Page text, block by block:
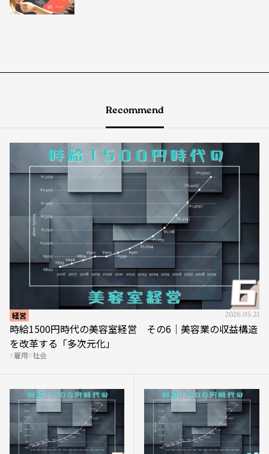
Recommend
経営 2026.05.21
時給1500円時代の美容室経営 その6｜美容業の収益構造
を改革する「多次元化」
雇用 社会